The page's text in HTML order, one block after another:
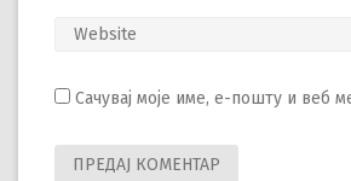
Сачувај моје име, е-пошту и веб